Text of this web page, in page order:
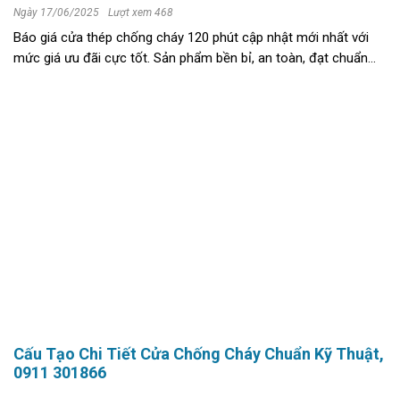
Ngày 17/06/2025 Lượt xem 468
Báo giá cửa thép chống cháy 120 phút cập nhật mới nhất với
mức giá ưu đãi cực tốt. Sản phẩm bền bỉ, an toàn, đạt chuẩn
Cấu Tạo Chi Tiết Cửa Chống Cháy Chuẩn Kỹ Thuật,
0911 301866